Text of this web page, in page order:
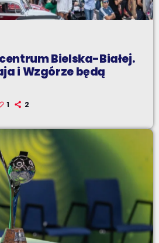
Bielska-Białej.
i Wzgórze będą
1 2